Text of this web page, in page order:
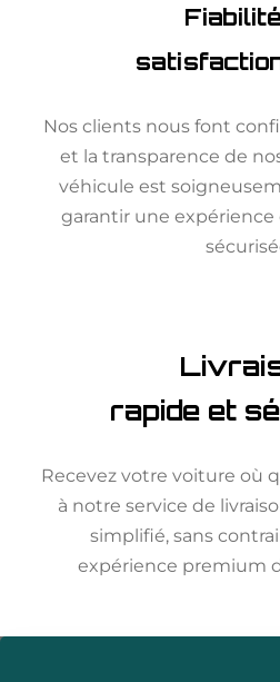
Nos clients nous font
et la transparence de
véhicule est
garantir une expérience
rapide et
Recevez votre voiture où
à notre service de
simplifié, sans
expérience premium